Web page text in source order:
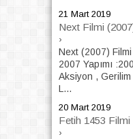
21 Mart 2019
Next Filmi
›
Next (2007)
2007 Yapımı
Aksiyon ,
L...
20 Mart 2019
Fetih 1453 Filmi
›